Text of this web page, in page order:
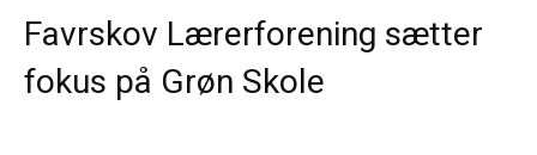
Favrskov Lærerforening sætter
fokus på Grøn Skole